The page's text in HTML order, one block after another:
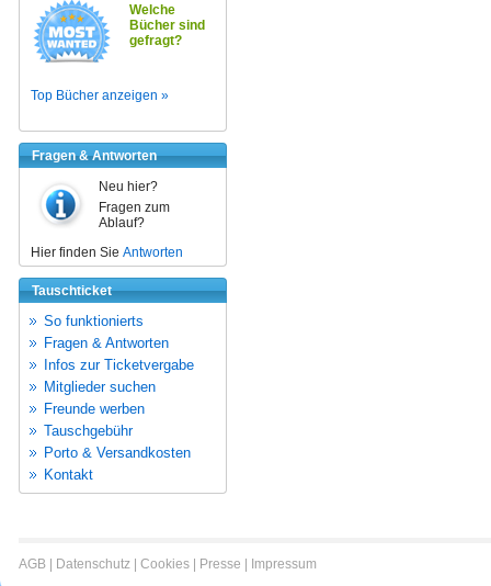
Welche
Bücher sind
gefragt?
Top Bücher anzeigen »
Fragen & Antworten
Neu hier?
Fragen zum
Ablauf?
Hier finden Sie Antworten
Tauschticket
So funktionierts
Fragen & Antworten
Infos zur Ticketvergabe
Mitglieder suchen
Freunde werben
Tauschgebühr
Porto & Versandkosten
Kontakt
AGB Datenschutz Cookies Presse Impressum